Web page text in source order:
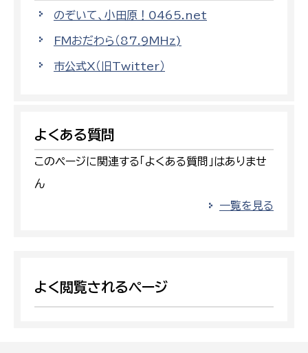
のぞいて、小田原！0465.net
FMおだわら（87.9MHz)
市公式X（旧Twitter）
よくある質問
このページに関連する「よくある質問」はありませ
ん
一覧を見る
よく閲覧されるページ